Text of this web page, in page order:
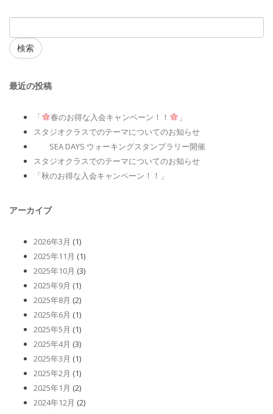
検索
最近の投稿
「 春のお得な入会キャンペーン！！
」
スタジオクラスでのテーマについてのお知らせ
SEA DAYS ウォーキングスタンプラリー開催
スタジオクラスでのテーマについてのお知らせ
「秋のお得な入会キャンペーン！！」
アーカイブ
2026年3月 (1)
2025年11月 (1)
2025年10月 (3)
2025年9月 (1)
2025年8月 (2)
2025年6月 (1)
2025年5月 (1)
2025年4月 (3)
2025年3月 (1)
2025年2月 (1)
2025年1月 (2)
2024年12月 (2)